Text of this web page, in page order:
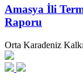
Amasya İli
Raporu
Orta Karadeniz